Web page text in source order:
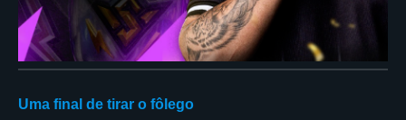
Uma final de tirar o fôlego